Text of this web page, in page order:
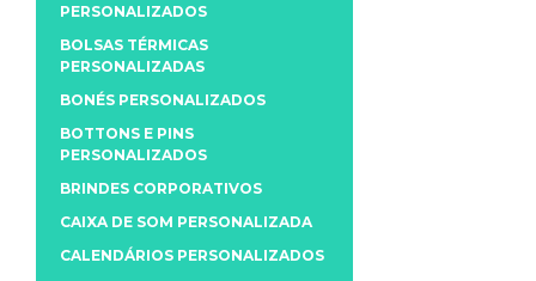
PERSONALIZADOS
BOLSAS TÉRMICAS
PERSONALIZADAS
BONÉS PERSONALIZADOS
BOTTONS E PINS
PERSONALIZADOS
BRINDES CORPORATIVOS
CAIXA DE SOM PERSONALIZADA
CALENDÁRIOS PERSONALIZADOS